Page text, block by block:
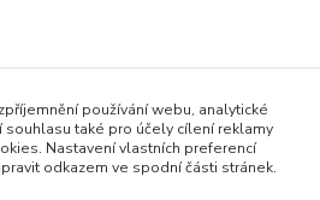
používání webu, analytické
souhlasu také pro účely cílení reklamy
Nastavení vlastních preferencí
odkazem ve spodní části stránek.